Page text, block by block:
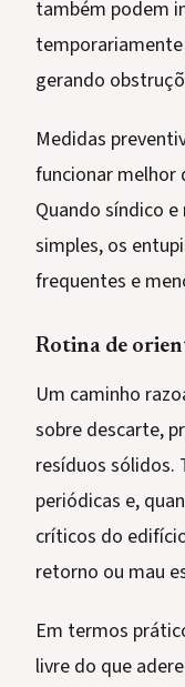
também podem
gerando
Medidas
funcionar melhor
Quando síndico
simples, os
frequentes e
Rotina de
Um caminho
sobre descarte,
resíduos sólidos.
periódicas e,
críticos do
retorno ou mau
Em termos
livre do que